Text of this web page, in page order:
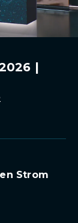
|
Strom